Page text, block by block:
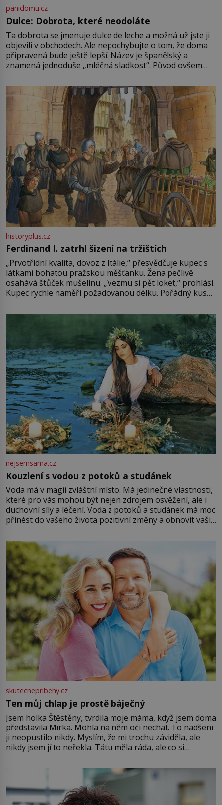
panidomu.cz
Dulce: Dobrota, které neodoláte
Ta dobrota se jmenuje dulce de leche a možná už jste ji
objevili v obchodech. Ale nepochybujte o tom, že doma
připravená bude ještě lepší. Název je španělský a
znamená jednoduše „mléčná sladkost“. Původ ovšem
pře hned několik latinskoamerických zemí a k tomu
Francie, kde se traduje,
historyplus.cz
Ferdinand I. zatrhl šizení na tržištích
„Prvotřídní kvalita, dovoz z Itálie,“ přesvědčuje kupec s
látkami bohatou pražskou měšťanku. Žena pečlivě
osahává štůček mušelínu. „Vezmu si pět loket,“ prohlásí.
Kupec rychle naměří požadovanou délku. Pořádný kus
milostpaní. Stačí jenom na sukni,“ zhodnotí švadlena
množství růžového mušelínu. „Ošidili vás, podívejte.“
Vezme do ruky dřevěnou
nejsemsama.cz
Kouzlení s vodou z potoků a studánek
Voda má v magii zvláštní místo. Má jedinečné vlastnosti,
které pro vás mohou být nejen zdrojem osvěžení, ale i
duchovní síly a léčení. Voda z potoků a studánek má moc
přinést do vašeho života pozitivní změny a obnovit vaši
můžete obohatit své rituály a přinést do svého života
větší harmonii a klid. Je důležité
skutecnepribehy.cz
Ten můj chlap je prostě báječný
Jsem holka Štěstěny, tvrdila moje máma, když jsem doma
představila Mirka. Mohla na něm oči nechat. To nadšení
ji neopustilo nikdy. Myslím, že mi trochu záviděla, ale
nikdy jsem jí to neřekla. Tátu měla ráda, ale co si
Jsme spolu moc rádi Tehdy byla jiná doba, když